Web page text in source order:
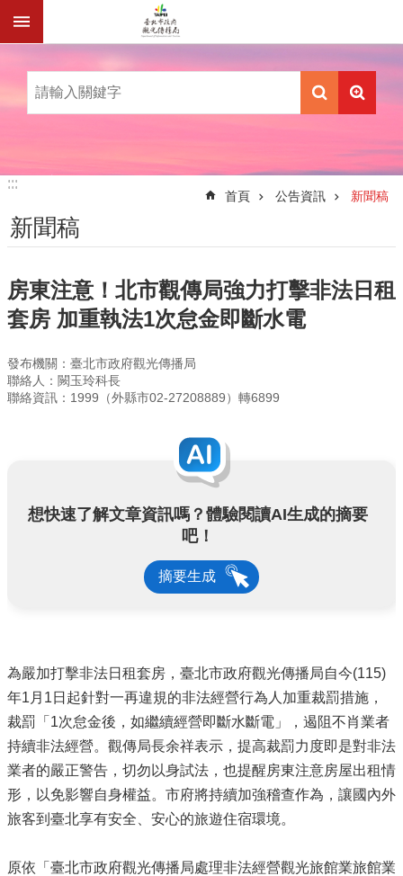
跳到主要內容區塊
:::
:::
首頁 公告資訊 新聞稿
新聞稿
房東注意！北市觀傳局強力打擊非法日租
套房 加重執法1次怠金即斷水電
發布機關：臺北市政府觀光傳播局
聯絡人：闕玉玲科長
聯絡資訊：1999（外縣市02-27208889）轉6899
想快速了解文章資訊嗎？體驗閱讀AI生成的摘要
吧！
摘要生成
為嚴加打擊非法日租套房，臺北市政府觀光傳播局自今(115)
年1月1日起針對一再違規的非法經營行為人加重裁罰措施，
裁罰「1次怠金後，如繼續經營即斷水斷電」，遏阻不肖業者
持續非法經營。觀傳局長余祥表示，提高裁罰力度即是對非法
業者的嚴正警告，切勿以身試法，也提醒房東注意房屋出租情
形，以免影響自身權益。市府將持續加強稽查作為，讓國內外
旅客到臺北享有安全、安心的旅遊住宿環境。
原依「臺北市政府觀光傳播局處理非法經營觀光旅館業旅館業